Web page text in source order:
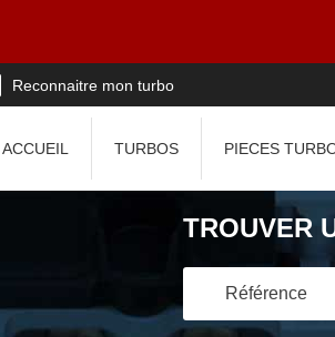
Reconnaitre mon turbo
ACCUEIL TURBOS PIECES
TROUVER
Référence